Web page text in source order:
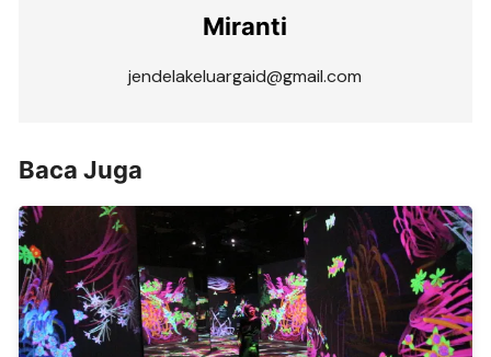
Miranti
jendelakeluargaid@gmail.com
Baca Juga